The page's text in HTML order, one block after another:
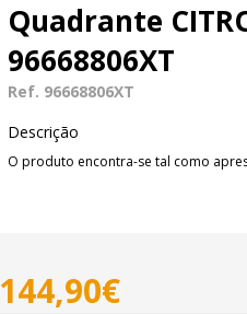
Quadrante
96668806XT
Ref. 96668806XT
Descrição
O produto encontra-se tal como
144,90€